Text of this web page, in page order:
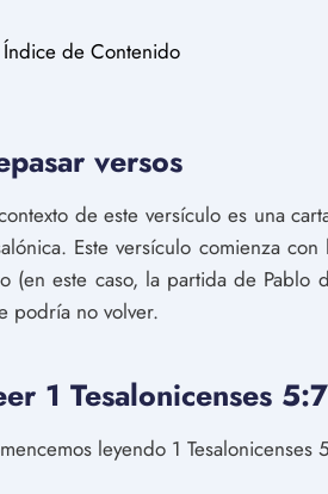
Índice de Contenido
versos
de este versículo es una
Este versículo comienza
(en este caso, la partida de Pablo
podría no volver.
1 Tesalonicenses 5:7
leyendo 1 Tesalonicenses